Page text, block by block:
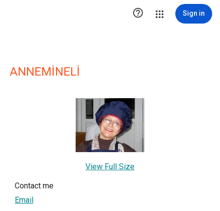
 Sign in
ANNEMİNELİ
View Full Size
Contact me
Email